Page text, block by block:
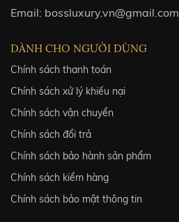
Email: bossluxury.vn@gmail.com
DÀNH CHO NGƯỜI DÙNG
Chính sách thanh toán
Chính sách xử lý khiếu nại
Chính sách vận chuyển
Chính sách đổi trả
Chính sách bảo hành sản phẩm
Chính sách kiểm hàng
Chính sách bảo mật thông tin